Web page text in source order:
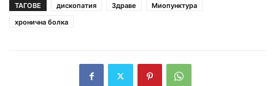
ТАГОВЕ дископатия Здраве
Миопунктура
хронична болка